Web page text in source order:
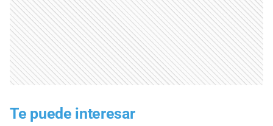
Te puede interesar